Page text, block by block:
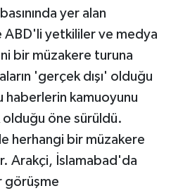
yer alan
ABD'li yetkililer ve medya
bir müzakere turuna
'gerçek dışı' olduğu
haberlerin kamuoyunu
öne sürüldü.
herhangi bir müzakere
Arakçi, İslamabad'da
görüşme